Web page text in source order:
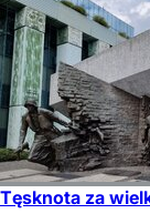
Tęsknota za